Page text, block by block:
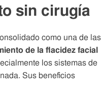
sin cirugía
como una de las
de la flacidez facial
los sistemas de
Sus beneficios